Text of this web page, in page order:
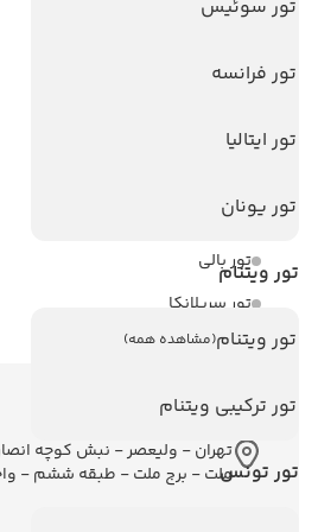
تور سوئیس
تور فرانسه
تور ایتالیا
تور یونان
تور ویتنام
تور ویتنام(مشاهده همه)
تور ترکیبی ویتنام
تور تونس
هتل های سریلانکا
تور استانبول
تور پوکت
تور بالی
تور سریلانکا
اطلاعات تماس
تهران - ولیعصر - نبش کوچه
ملت - برج ملت - طبقه ششم -